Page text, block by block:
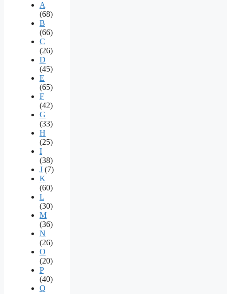
A
(68)
B
(66)
C
(26)
D
(45)
E
(65)
F
(42)
G
(33)
H
(25)
I
(38)
J (7)
K
(60)
L
(30)
M
(36)
N
(26)
O
(20)
P
(40)
Q